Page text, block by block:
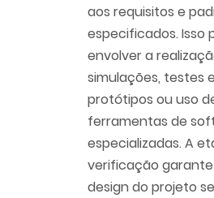
aos requisitos e
especificados. Isso
envolver a
simulações, testes
protótipos ou uso
ferramentas de
especializadas. A
verificação
design do projeto